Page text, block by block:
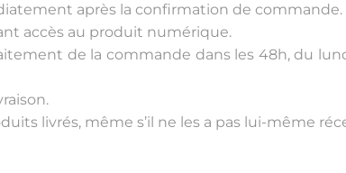
après la confirmation de commande.
accès au produit numérique.
de la commande dans les 48h, du
livrés, même s’il ne les a pas lui-même